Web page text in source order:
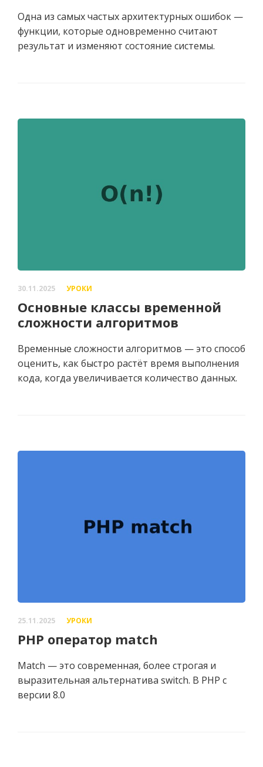
Одна из самых частых архитектурных ошибок —
функции, которые одновременно считают
результат и изменяют состояние системы.
30.11.2025 УРОКИ
Основные классы временной
сложности алгоритмов
Временные сложности алгоритмов — это способ
оценить, как быстро растёт время выполнения
кода, когда увеличивается количество данных.
25.11.2025 УРОКИ
PHP оператор match
Match — это современная, более строгая и
выразительная альтернатива switch. В PHP с
версии 8.0